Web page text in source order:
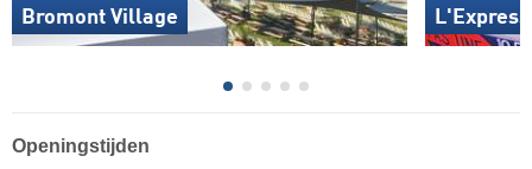
Bromont Village
Openingstijden